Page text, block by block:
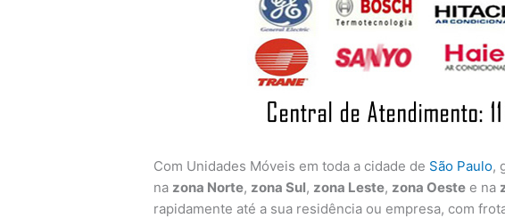
Com Unidades Móveis em toda a cidade de São Paulo,
na zona Norte, zona Sul, zona Leste, zona Oeste e na
rapidamente até a sua residência ou empresa, com